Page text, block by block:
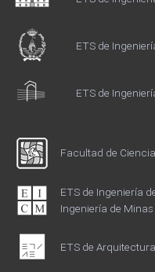
ETS de
ETS de
Facultad de
ETS de Ingeniería
Ingeniería de Minas
ETS de